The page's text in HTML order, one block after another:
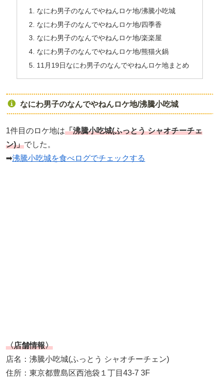
なにわ男子のなんでやねんロケ地/沸騰小吃城
なにわ男子のなんでやねんロケ地/四季香
なにわ男子のなんでやねんロケ地/楽楽屋
なにわ男子のなんでやねんロケ地/熊猫火鍋
11月19日なにわ男子のなんでやねんロケ地まとめ
なにわ男子のなんでやねんロケ地/沸騰小吃城
1件目のロケ地は「沸騰小吃城(ふっとう シャオチーチェ
ン)」でした。
➡沸騰小吃城を食べログでチェックする
〈店舗情報〉
店名：沸騰小吃城(ふっとう シャオチーチェン)
住所：東京都豊島区西池袋１丁目43-7 3F